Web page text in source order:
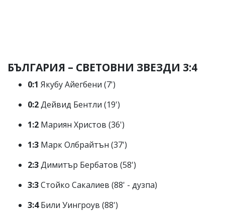
БЪЛГАРИЯ – СВЕТОВНИ ЗВЕЗДИ 3:4
0:1 Якубу Айегбени (7')
0:2Дейвид Бентли (19')
1:2 Мариян Христов (36')
1:3 Марк Олбрайтън (37')
2:3Димитър Бербатов (58')
3:3Стойко Сакалиев (88' - дузпа)
3:4Били Уингроув (88')